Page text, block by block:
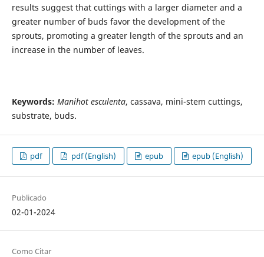
results suggest that cuttings with a larger diameter and a
greater number of buds favor the development of the
sprouts, promoting a greater length of the sprouts and an
increase in the number of leaves.
Keywords: Manihot esculenta, cassava, mini-stem cuttings,
substrate, buds.
pdf pdf (English) epub epub (English)
Publicado
02-01-2024
Como Citar